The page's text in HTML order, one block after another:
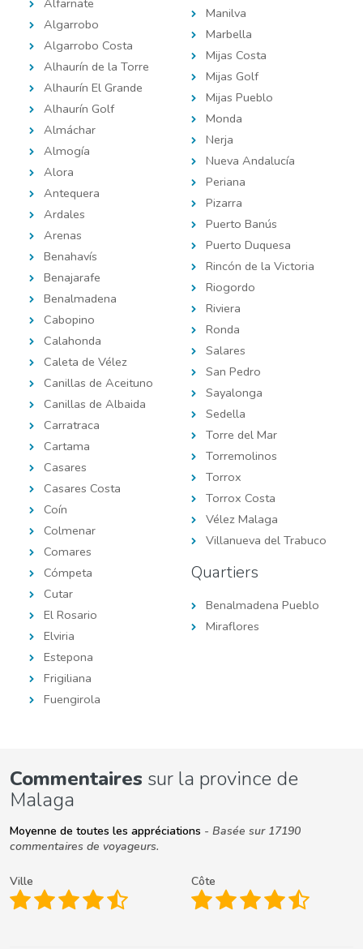
Algarrobo
Algarrobo Costa
Alhaurín de la Torre
Alhaurín El Grande
Alhaurín Golf
Almáchar
Almogía
Alora
Antequera
Ardales
Arenas
Benahavís
Benajarafe
Benalmadena
Cabopino
Calahonda
Caleta de Vélez
Canillas de Aceituno
Canillas de Albaida
Carratraca
Cartama
Casares
Casares Costa
Coín
Colmenar
Comares
Cómpeta
Cutar
El Rosario
Elviria
Estepona
Frigiliana
Fuengirola
Manilva
Marbella
Mijas Costa
Mijas Golf
Mijas Pueblo
Monda
Nerja
Nueva Andalucía
Periana
Pizarra
Puerto Banús
Puerto Duquesa
Rincón de la Victoria
Riogordo
Riviera
Ronda
Salares
San Pedro
Sayalonga
Sedella
Torre del Mar
Torremolinos
Torrox
Torrox Costa
Vélez Malaga
Villanueva del Trabuco
Quartiers
Benalmadena Pueblo
Miraflores
Commentaires sur la province de
Malaga
Moyenne de toutes les appréciations - Basée sur 17190
commentaires de voyageurs.
Ville Côte